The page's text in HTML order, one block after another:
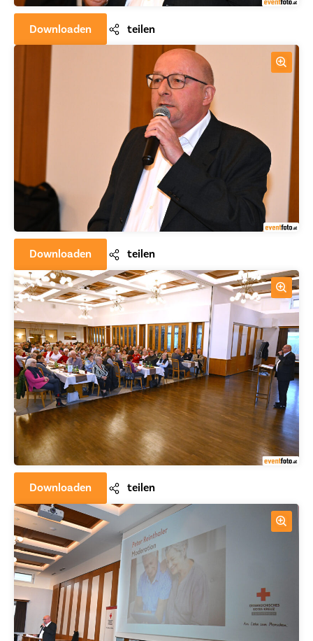
Downloaden teilen
Downloaden teilen
Downloaden teilen